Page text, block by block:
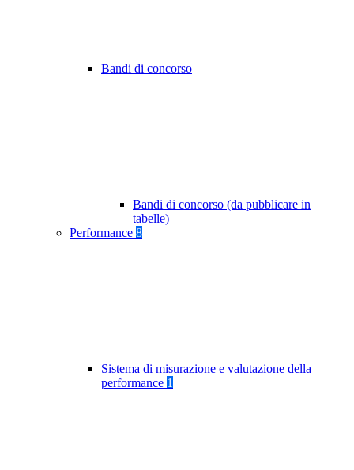
Bandi di concorso
Bandi di concorso (da pubblicare in
tabelle)
Performance 8
Sistema di misurazione e valutazione della
performance 1